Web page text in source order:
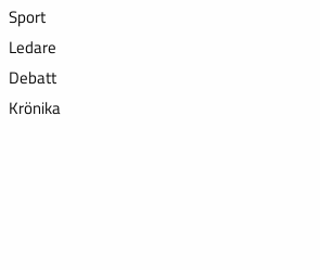
Sport
Ledare
Debatt
Krönika